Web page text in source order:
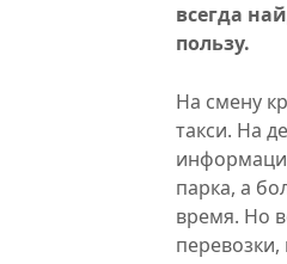
всегда
пользу.
На смену
такси. На
парка, а
время. Но